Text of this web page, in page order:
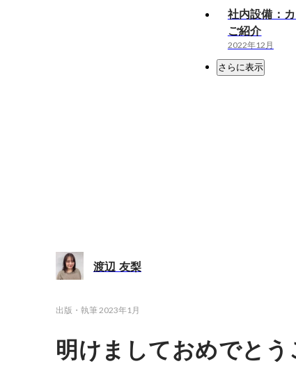
社内設備：
ご紹介
2022年12月
さらに表示
渡辺 友梨
出版・執筆2023年1月
明けましておめでとう